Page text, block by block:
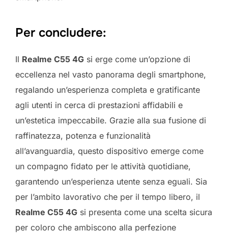
Per concludere:
Il Realme C55 4G si erge come un’opzione di
eccellenza nel vasto panorama degli smartphone,
regalando un’esperienza completa e gratificante
agli utenti in cerca di prestazioni affidabili e
un’estetica impeccabile. Grazie alla sua fusione di
raffinatezza, potenza e funzionalità
all’avanguardia, questo dispositivo emerge come
un compagno fidato per le attività quotidiane,
garantendo un’esperienza utente senza eguali. Sia
per l’ambito lavorativo che per il tempo libero, il
Realme C55 4G si presenta come una scelta sicura
per coloro che ambiscono alla perfezione